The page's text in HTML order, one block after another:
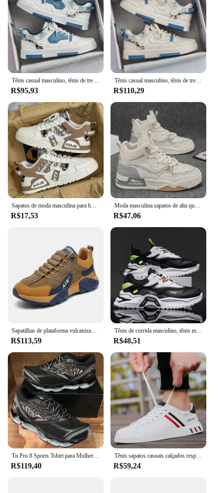
reliable footwear or a fashion-conscious individual
seeking comfort and style, these men's casual tennis
shoes are the perfect choice.
Tênis casual masculino, tênis de treino de tênis ao ar livre, sapatos de plataforma de grife, nova moda, verão, 2023
R$95,93
Tênis casual masculino, tênis de treino de tênis ao ar livre, sapatos de plataforma de grife, nova moda, verão, 2023
R$110,29
Sapatos de moda masculina para homens novos sapatos de skate plataforma tênis casuais tendência design retalhos malha sapatos masculinos tenis masculino
R$17,53
Moda masculina sapatos de alta qualidade tênis plataforma malha sapatos casuais ao ar livre confortável sola macia tênis masculino
R$47,06
Sapatilhas de plataforma vulcanizada masculina, tênis de corrida casual masculino, tamanho grande 45 46, quente, novo, 2021
R$113,59
Tênis de corrida masculino, tênis masculino, tênis masculino, baloncesto, alta qualidade, masculino, inverno, 2024
R$48,51
Tn Pro 8 Sports Tshirt para Mulheres, Masculino e Feminino
R$119,40
Tênis sapatos casuais calçados respiráveis plana rendas até sapatos de viagem brancos para homens tênis masculino tamanho grande 46
R$59,24